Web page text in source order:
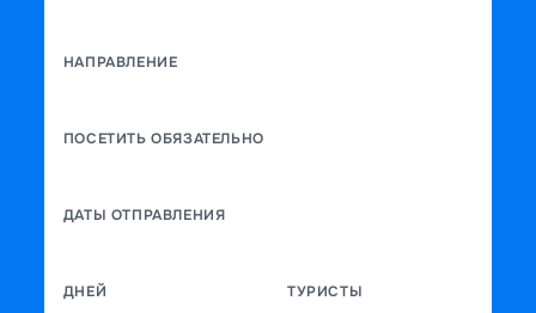
НАПРАВЛЕНИЕ
ПОСЕТИТЬ ОБЯЗАТЕЛЬНО
ДАТЫ ОТПРАВЛЕНИЯ
ДНЕЙ ТУРИСТЫ